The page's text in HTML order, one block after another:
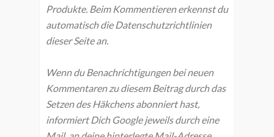
Produkte. Beim Kommentieren erkennst du
automatisch die Datenschutzrichtlinien
dieser Seite an.
Wenn du Benachrichtigungen bei neuen
Kommentaren zu diesem Beitrag durch das
Setzen des Häkchens abonniert hast,
informiert Dich Google jeweils durch eine